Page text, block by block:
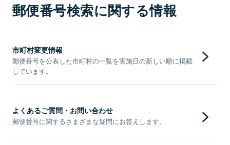
郵便番号検索に関する情報
市町村変更情報
郵便番号を公表した市町村の一覧を実施日の新しい順に掲載
しています。
よくあるご質問・お問い合わせ
郵便番号に関するさまざまな疑問にお答えします。